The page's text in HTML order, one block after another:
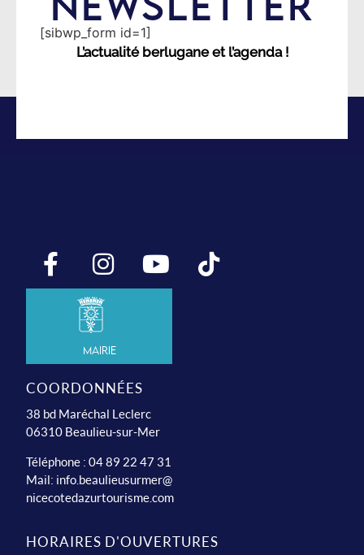
[sibwp_form id=1]
L’actualité berlugane et l’agenda !
Mairie
COORDONNÉES
38 bd Maréchal Leclerc
06310 Beaulieu-sur-Mer
Téléphone : 04 89 22 47 31
Mail: info.beaulieusurmer@
nicecotedazurtourisme.com
HORAIRES D'OUVERTURES